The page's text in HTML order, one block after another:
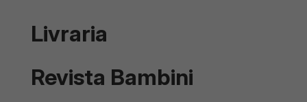
Livraria
Revista Bambini